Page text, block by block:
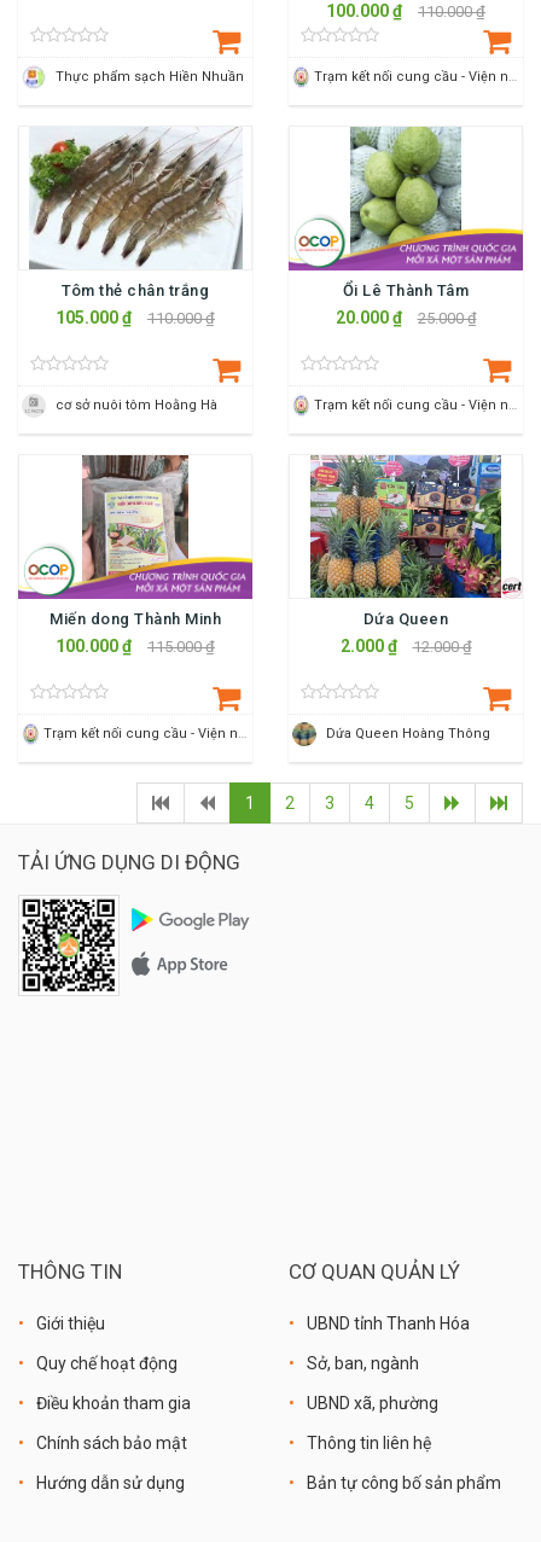
Thực phẩm sạch Hiền Nhuần
100.000 ₫ 110.000 ₫
Tôm thẻ chân trắng
105.000 ₫ 110.000 ₫
cơ sở nuôi tôm Hoằng Hà
Ổi Lê Thành Tâm
20.000 ₫ 25.000 ₫
Miến dong Thành Minh
100.000 ₫ 115.000 ₫
Dứa Queen
2.000 ₫ 12.000 ₫
Dứa Queen Hoàng Thông
1 2 3 4 5
TẢI ỨNG DỤNG DI ĐỘNG
THÔNG TIN
Giới thiệu
Quy chế hoạt động
Điều khoản tham gia
Chính sách bảo mật
Hướng dẫn sử dụng
CƠ QUAN QUẢN LÝ
UBND tỉnh Thanh Hóa
Sở, ban, ngành
UBND xã, phường
Thông tin liên hệ
Bản tự công bố sản phẩm